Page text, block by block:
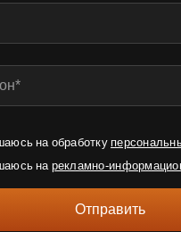
на обработку
нарекламно-
Отправить